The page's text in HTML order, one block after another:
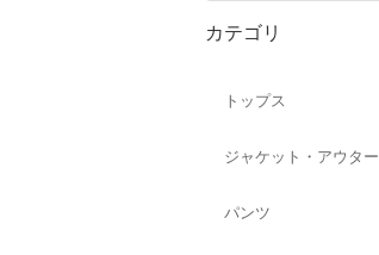
カテゴリ
トップス
ジャケット・アウター
パンツ